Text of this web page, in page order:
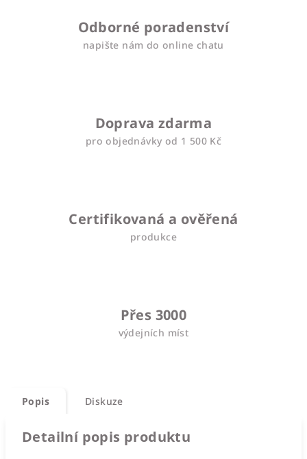
Odborné poradenství
napište nám do online chatu
Doprava zdarma
pro objednávky od 1 500 Kč
Certifikovaná a ověřená
produkce
Přes 3000
výdejních míst
Popis Diskuze
Detailní popis produktu